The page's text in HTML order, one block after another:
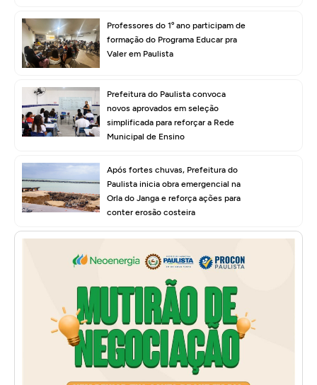
Professores do 1º ano participam de
formação do Programa Educar pra
Valer em Paulista
Prefeitura do Paulista convoca
novos aprovados em seleção
simplificada para reforçar a Rede
Municipal de Ensino
Após fortes chuvas, Prefeitura do
Paulista inicia obra emergencial na
Orla do Janga e reforça ações para
conter erosão costeira